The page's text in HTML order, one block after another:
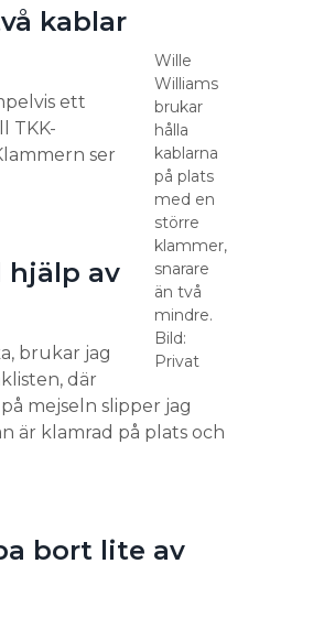
Wille
Williams
brukar
hålla
kablarna
på plats
med en
större
klammer,
snarare
än två
mindre.
Bild:
Privat
kablar
ett
TKK-
ser
hjälp av
brukar jag
där
mejseln slipper jag
är klamrad på plats och
bort lite av